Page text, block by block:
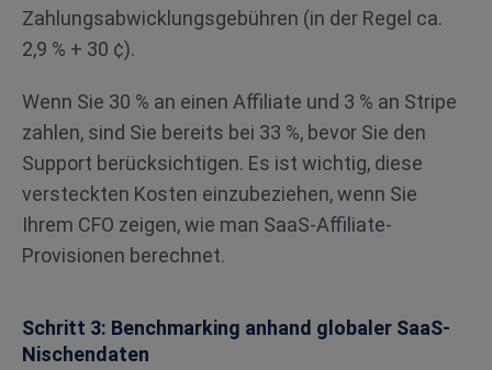
Zahlungsabwicklungsgebühren (in der Regel ca.
2,9 % + 30 ¢).
Wenn Sie 30 % an einen Affiliate und 3 % an Stripe
zahlen, sind Sie bereits bei 33 %, bevor Sie den
Support berücksichtigen. Es ist wichtig, diese
versteckten Kosten einzubeziehen, wenn Sie
Ihrem CFO zeigen, wie man SaaS-Affiliate-
Provisionen berechnet.
Schritt 3: Benchmarking anhand globaler SaaS-
Nischendaten